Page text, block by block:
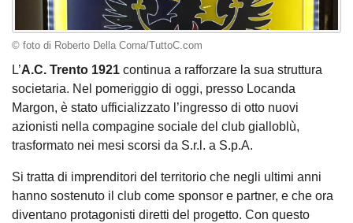
© foto di Roberto Della Corna/TuttoC.com
L’A.C. Trento 1921 continua a rafforzare la sua struttura
societaria. Nel pomeriggio di oggi, presso Locanda
Margon, è stato ufficializzato l’ingresso di otto nuovi
azionisti nella compagine sociale del club gialloblù,
trasformato nei mesi scorsi da S.r.l. a S.p.A.
Si tratta di imprenditori del territorio che negli ultimi anni
hanno sostenuto il club come sponsor e partner, e che ora
diventano protagonisti diretti del progetto. Con questo